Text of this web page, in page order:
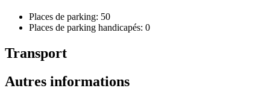
Places de parking: 50
Places de parking handicapés: 0
Transport
Autres informations